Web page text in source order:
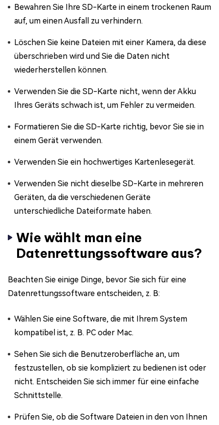
Bewahren Sie Ihre SD-Karte in einem trockenen Raum
auf, um einen Ausfall zu verhindern.
Löschen Sie keine Dateien mit einer Kamera, da diese
überschrieben wird und Sie die Daten nicht
wiederherstellen können.
Verwenden Sie die SD-Karte nicht, wenn der Akku
Ihres Geräts schwach ist, um Fehler zu vermeiden.
Formatieren Sie die SD-Karte richtig, bevor Sie sie in
einem Gerät verwenden.
Verwenden Sie ein hochwertiges Kartenlesegerät.
Verwenden Sie nicht dieselbe SD-Karte in mehreren
Geräten, da die verschiedenen Geräte
unterschiedliche Dateiformate haben.
Wie wählt man eine
Datenrettungssoftware aus?
Beachten Sie einige Dinge, bevor Sie sich für eine
Datenrettungssoftware entscheiden, z. B:
Wählen Sie eine Software, die mit Ihrem System
kompatibel ist, z. B. PC oder Mac.
Sehen Sie sich die Benutzeroberfläche an, um
festzustellen, ob sie kompliziert zu bedienen ist oder
nicht. Entscheiden Sie sich immer für eine einfache
Schnittstelle.
Prüfen Sie, ob die Software Dateien in den von Ihnen